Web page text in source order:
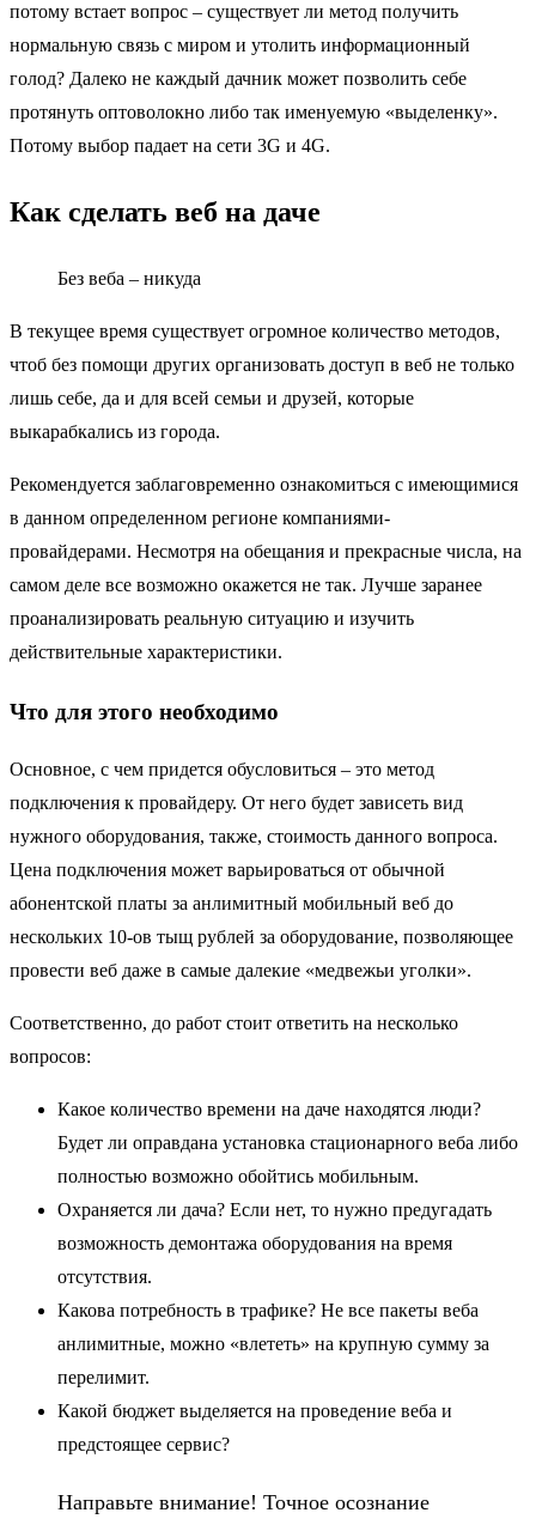
потому встает вопрос – существует ли метод получить
нормальную связь с миром и утолить информационный
голод? Далеко не каждый дачник может позволить себе
протянуть оптоволокно либо так именуемую «выделенку».
Потому выбор падает на сети 3G и 4G.
Как сделать веб на даче
Без веба – никуда
В текущее время существует огромное количество методов,
чтоб без помощи других организовать доступ в веб не только
лишь себе, да и для всей семьи и друзей, которые
выкарабкались из города.
Рекомендуется заблаговременно ознакомиться с имеющимися
в данном определенном регионе компаниями-
провайдерами. Несмотря на обещания и прекрасные числа, на
самом деле все возможно окажется не так. Лучше заранее
проанализировать реальную ситуацию и изучить
действительные характеристики.
Что для этого необходимо
Основное, с чем придется обусловиться – это метод
подключения к провайдеру. От него будет зависеть вид
нужного оборудования, также, стоимость данного вопроса.
Цена подключения может варьироваться от обычной
абонентской платы за анлимитный мобильный веб до
нескольких 10-ов тыщ рублей за оборудование, позволяющее
провести веб даже в самые далекие «медвежьи уголки».
Соответственно, до работ стоит ответить на несколько
вопросов:
Какое количество времени на даче находятся люди?
Будет ли оправдана установка стационарного веба либо
полностью возможно обойтись мобильным.
Охраняется ли дача? Если нет, то нужно предугадать
возможность демонтажа оборудования на время
отсутствия.
Какова потребность в трафике? Не все пакеты веба
анлимитные, можно «влететь» на крупную сумму за
перелимит.
Какой бюджет выделяется на проведение веба и
предстоящее сервис?
Направьте внимание! Точное осознание